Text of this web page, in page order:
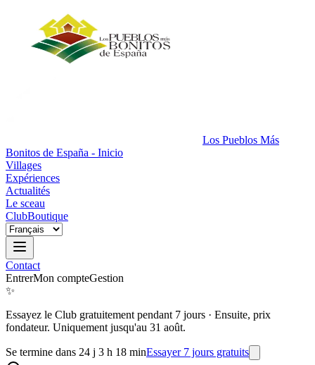
Los Pueblos Más
Bonitos de España - Inicio
Villages
Expériences
Actualités
Le sceau
ClubBoutique
Contact
EntrerMon compteGestion
✨
Essayez le Club gratuitement pendant 7 jours · Ensuite, prix
fondateur. Uniquement jusqu'au 31 août.
Se termine dans 24 j 3 h 18 minEssayer 7 jours gratuits